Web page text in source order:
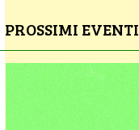
PROSSIMI EVENTI